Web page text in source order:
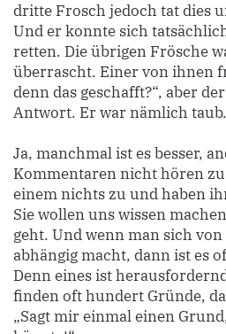
dritte Frosch jedoch tat dies
Und er konnte sich
retten. Die übrigen Frösche
überrascht. Einer von ihnen
denn das geschafft?“, aber
Antwort. Er war nämlich taub.
Ja, manchmal ist es besser,
Kommentaren nicht hören
einem nichts zu und haben
Sie wollen uns wissen
geht. Und wenn man sich
abhängig macht, dann ist es
Denn eines ist
finden oft hundert Gründe,
„Sagt mir einmal einen